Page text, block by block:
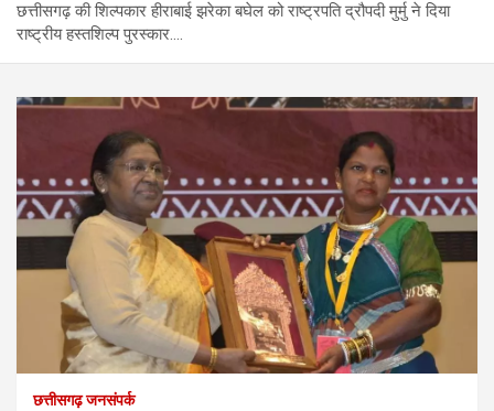
छत्तीसगढ़ की शिल्पकार हीराबाई झरेका बघेल को राष्ट्रपति द्रौपदी मुर्मु ने दिया
राष्ट्रीय हस्तशिल्प पुरस्कार….
छत्तीसगढ़ जनसंपर्क